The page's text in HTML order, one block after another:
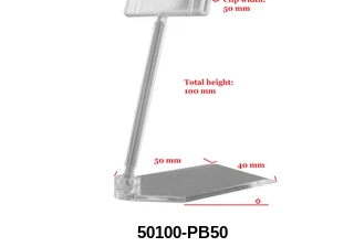
50100-PB50